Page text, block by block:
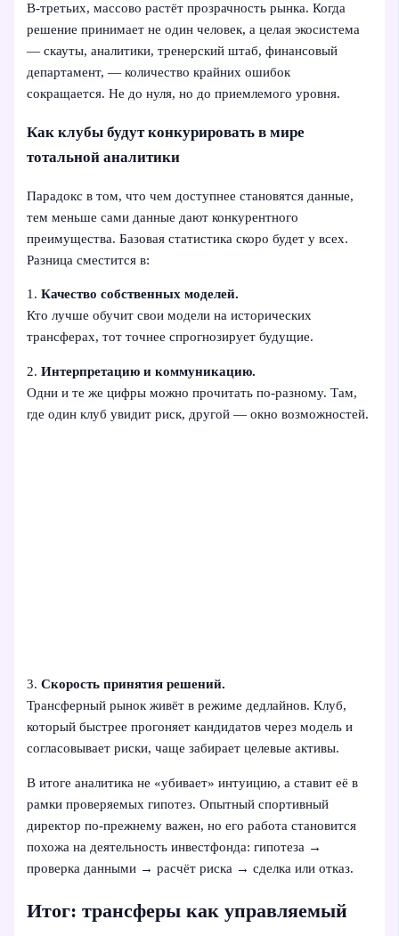
В-третьих, массово растёт прозрачность рынка. Когда
решение принимает не один человек, а целая экосистема
— скауты, аналитики, тренерский штаб, финансовый
департамент, — количество крайних ошибок
сокращается. Не до нуля, но до приемлемого уровня.
Как клубы будут конкурировать в мире
тотальной аналитики
Парадокс в том, что чем доступнее становятся данные,
тем меньше сами данные дают конкурентного
преимущества. Базовая статистика скоро будет у всех.
Разница сместится в:
1.Качество собственных моделей.
Кто лучше обучит свои модели на исторических
трансферах, тот точнее спрогнозирует будущие.
2.Интерпретацию и коммуникацию.
Одни и те же цифры можно прочитать по-разному. Там,
где один клуб увидит риск, другой — окно возможностей.
3.Скорость принятия решений.
Трансферный рынок живёт в режиме дедлайнов. Клуб,
который быстрее прогоняет кандидатов через модель и
согласовывает риски, чаще забирает целевые активы.
В итоге аналитика не «убивает» интуицию, а ставит её в
рамки проверяемых гипотез. Опытный спортивный
директор по‑прежнему важен, но его работа становится
похожа на деятельность инвестфонда: гипотеза →
проверка данными → расчёт риска → сделка или отказ.
Итог: трансферы как управляемый